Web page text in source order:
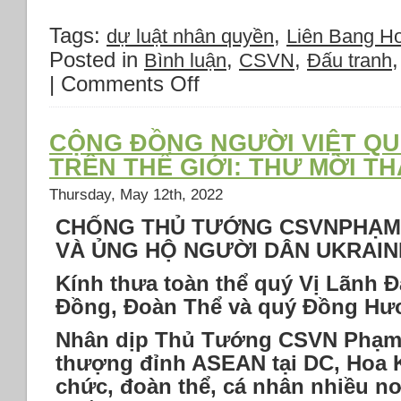
Tags: dự luật nhân quyền, Liên Bang
Posted in Bình luận, CSVN, Đấu tranh
| Comments Offon
chống
thủ
tướng
CSVN
Minh
Chính
(VOA
Tiếng
Việt)
CỘNG ĐỒNG NGƯỜI VIỆT
TRÊN THẾ GIỚI: THƯ MỜI
Thursday, May 12th, 2022
CHỐNG THỦ TƯỚNG
VÀ ỦNG HỘ NGƯỜI DÂN
Kính thưa toàn thể quý Vị Lãnh
Đồng, Đoàn Thể và quý Đồng
Nhân dịp Thủ Tướng CSVN
thượng đỉnh ASEAN tại DC, Hoa
chức, đoàn thể, cá nhân nhiều